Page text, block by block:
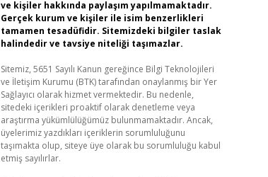
ve kişiler hakkında paylaşım yapılmamaktadır.
Gerçek kurum ve kişiler ile isim benzerlikleri
tamamen tesadüfidir. Sitemizdeki bilgiler taslak
halindedir ve tavsiye niteliği taşımazlar.
Sitemiz, 5651 Sayılı Kanun gereğince Bilgi Teknolojileri
ve İletişim Kurumu (BTK) tarafından onaylanmış bir Yer
Sağlayıcı olarak hizmet vermektedir. Bu nedenle,
sitedeki içerikleri proaktif olarak denetleme veya
araştırma yükümlülüğümüz bulunmamaktadır. Ancak,
üyelerimiz yazdıkları içeriklerin sorumluluğunu
taşımakta olup, siteye üye olarak bu sorumluluğu kabul
etmiş sayılırlar.